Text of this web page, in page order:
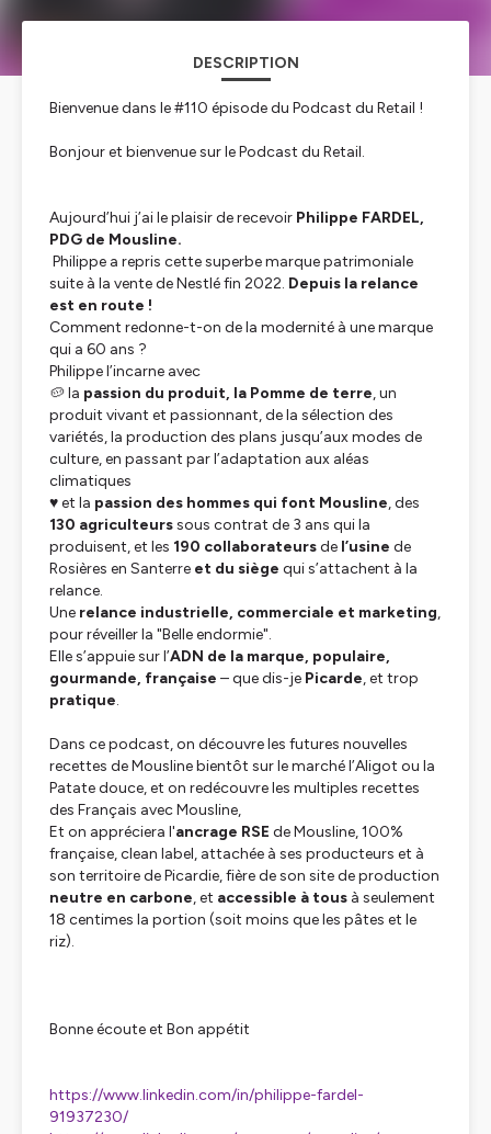
DESCRIPTION
Bienvenue dans le #110 épisode du Podcast du Retail !
Bonjour et bienvenue sur le Podcast du Retail.
Aujourd’hui j’ai le plaisir de recevoir Philippe FARDEL,
PDG de Mousline.
Philippe a repris cette superbe marque patrimoniale
suite à la vente de Nestlé fin 2022. Depuis la relance
est en route !
Comment redonne-t-on de la modernité à une marque
qui a 60 ans ?
Philippe l’incarne avec
🥔 la passion du produit, la Pomme de terre, un
produit vivant et passionnant, de la sélection des
variétés, la production des plans jusqu’aux modes de
culture, en passant par l’adaptation aux aléas
climatiques
♥️ et la passion des hommes qui font Mousline, des
130 agriculteurssous contrat de 3 ans qui la
produisent, et les 190 collaborateursde l’usine de
Rosières en Santerre et du siège qui s’attachent à la
relance.
Une relance industrielle, commerciale et marketing,
pour réveiller la "Belle endormie".
Elle s’appuie sur l’ADN de la marque, populaire,
gourmande, française – que dis-je Picarde, et trop
pratique.
Dans ce podcast, on découvre les futures nouvelles
recettes de Mousline bientôt sur le marché l’Aligot ou la
Patate douce, et on redécouvre les multiples recettes
des Français avec Mousline,
Et on appréciera l'ancrage RSE de Mousline, 100%
française, clean label, attachée à ses producteurs et à
son territoire de Picardie, fière de son site de production
neutre en carbone, et accessible à tous à seulement
18 centimes la portion (soit moins que les pâtes et le
riz).
Bonne écoute et Bon appétit
https://www.linkedin.com/in/philippe-fardel-
91937230/